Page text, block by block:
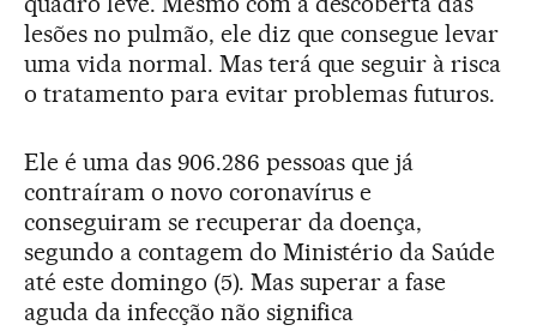
lesões no pulmão, ele diz que consegue levar
uma vida normal. Mas terá que seguir à risca
o tratamento para evitar problemas futuros.
Ele é uma das 906.286 pessoas que já
contraíram o novo coronavírus e
conseguiram se recuperar da doença,
segundo a contagem do Ministério da Saúde
até este domingo (5). Mas superar a fase
aguda da infecção não significa